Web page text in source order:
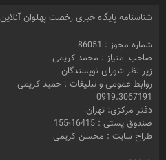
شناسنامه پایگاه خبری رخصت پهلوان آنلاین
شماره مجوز : 86051
صاحب امتیاز : محمد کریمی
زیر نظر شورای نویسندگان
روابط عمومی و تبلیغات : حمید کریمی
0919.3067191
دفتر مرکزی: تهران
صندوق پستی : 16415-155
طراح سایت : محسن کریمی